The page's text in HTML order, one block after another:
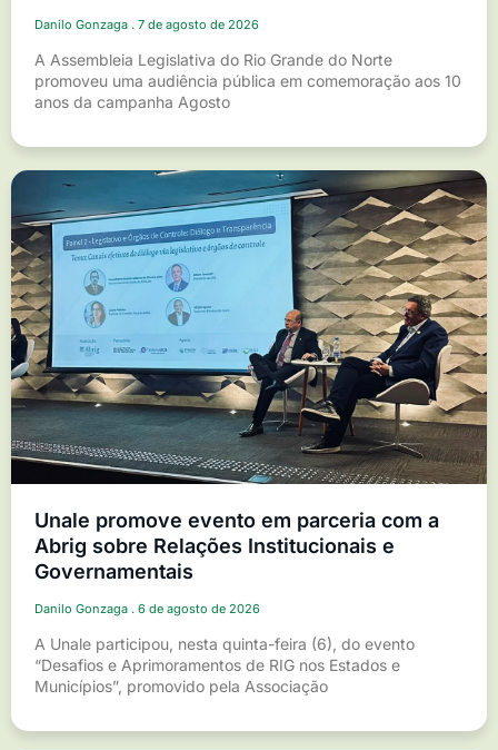
Danilo Gonzaga 7 de agosto de 2026
A Assembleia Legislativa do Rio Grande do Norte
promoveu uma audiência pública em comemoração aos 10
anos da campanha Agosto
Unale promove evento em parceria com a
Abrig sobre Relações Institucionais e
Governamentais
Danilo Gonzaga 6 de agosto de 2026
A Unale participou, nesta quinta-feira (6), do evento
“Desafios e Aprimoramentos de RIG nos Estados e
Municípios”, promovido pela Associação